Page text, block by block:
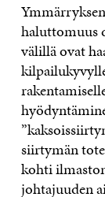
haluttomuus
välillä ovat
siirtymän
kohti
johtajuuden